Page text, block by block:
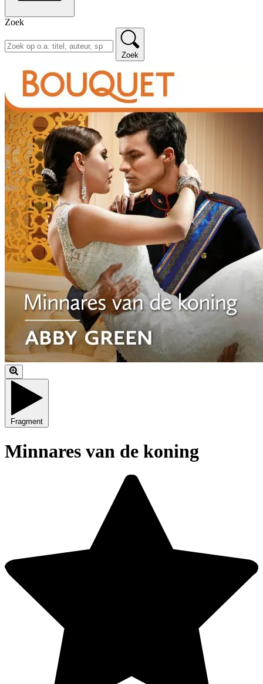
Zoek
Zoek
Fragment
Minnares van de koning